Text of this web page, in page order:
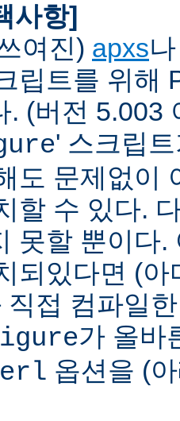
사항]
여진) apxs
립트를 위해
. (버전 5.003
' 스크립
도 문제없이
할 수 있다.
못할 뿐이다.
되있다면 (
직접 컴파일
가 올바
옵션을 (